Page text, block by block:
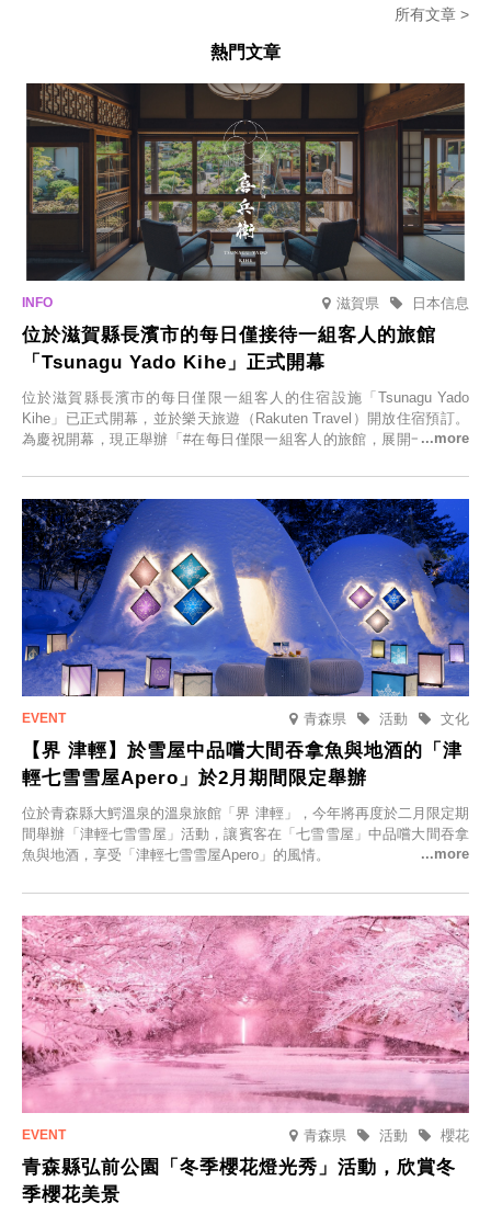
所有文章 >
熱門文章
滋賀県 日本信息
位於滋賀縣長濱市的每日僅接待一組客人的旅館
「Tsunagu Yado Kihe」正式開幕
位於滋賀縣長濱市的每日僅限一組客人的住宿設施「Tsunagu Yado
Kihe」已正式開幕，並於樂天旅遊（Rakuten Travel）開放住宿預訂。
為慶祝開幕，現正舉辦「#在每日僅限一組客人的旅館，展開一生一次
人的旅館，您才能在此與重要的人共度獨一無二的特別時光。
青森県 文化
活動
【界 津輕】於雪屋中品嚐大間吞拿魚與地酒的「津
輕七雪雪屋Apero」於2月期間限定舉辦
位於青森縣大鰐溫泉的溫泉旅館「界 津輕」，今年將再度於二月限定期
間舉辦「津輕七雪雪屋」活動，讓賓客在「七雪雪屋」中品嚐大間吞拿
魚與地酒，享受「津輕七雪雪屋Apero」的風情。
青森県 櫻花
活動
青森縣弘前公園「冬季櫻花燈光秀」活動，欣賞冬
季櫻花美景